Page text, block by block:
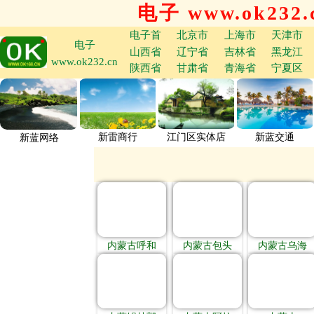
电子
电子
www.ok232.cn
电子首 北京市 上海市
天津市
山西省
辽宁省 吉林省
黑龙江
陕西省
甘肃省 青海省 宁夏区
新蓝网络 新雷商行 江门区实体店 新蓝交通
内蒙古呼和 内蒙古包头 内蒙古乌海